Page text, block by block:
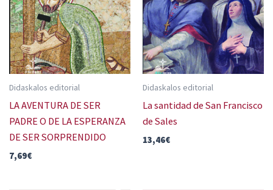
Didaskalos editorial
LA AVENTURA DE SER
PADRE O DE LA ESPERANZA
DE SER SORPRENDIDO
7,69€
Didaskalos editorial
La santidad de San Francisco
de Sales
13,46€